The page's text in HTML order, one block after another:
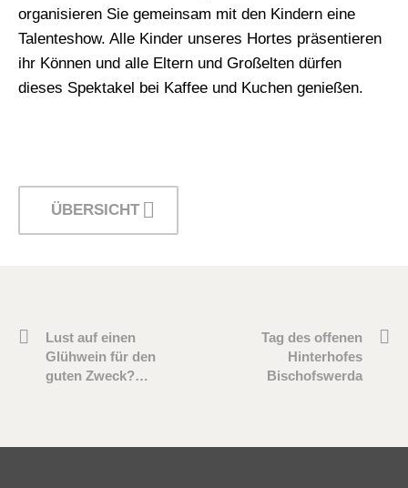
organisieren Sie gemeinsam mit den Kindern eine
Talenteshow. Alle Kinder unseres Hortes präsentieren
ihr Können und alle Eltern und Großelten dürfen
dieses Spektakel bei Kaffee und Kuchen genießen.
ÜBERSICHT
Lust auf einen
Glühwein für den
guten Zweck?…
Tag des offenen
Hinterhofes
Bischofswerda